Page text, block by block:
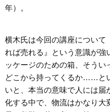
年）。
横木氏は今回の講座について
れば売れる』という意識が
ッケージのための箱、そう
どこから持ってくるか……と
いと、本当の意味で人には届
化する中で、物流はかなり大